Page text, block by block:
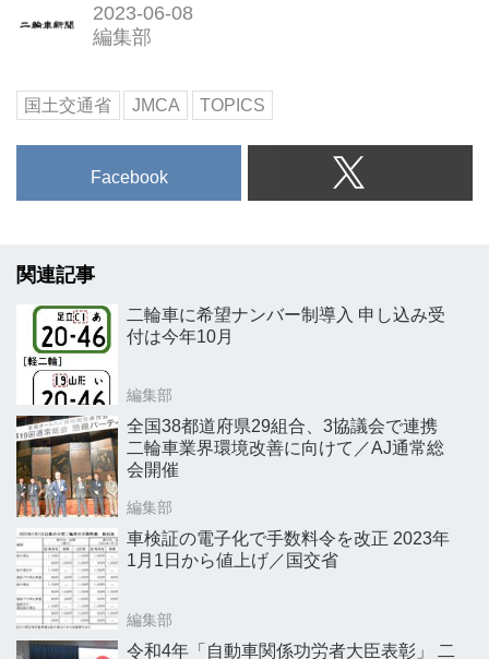
2023-06-08
編集部
国土交通省 JMCA TOPICS
Facebook
関連記事
二輪車に希望ナンバー制導入 申し込み受
付は今年10月
編集部
全国38都道府県29組合、3協議会で連携
二輪車業界環境改善に向けて／AJ通常総
会開催
編集部
車検証の電子化で手数料令を改正 2023年
1月1日から値上げ／国交省
編集部
令和4年「自動車関係功労者大臣表彰」 二